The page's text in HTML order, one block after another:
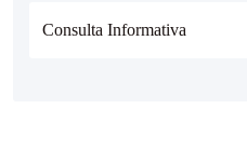
Consulta Informativa